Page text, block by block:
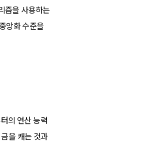
즘을 사용하는
앙화 수준을
의 연산 능력
을 캐는 것과